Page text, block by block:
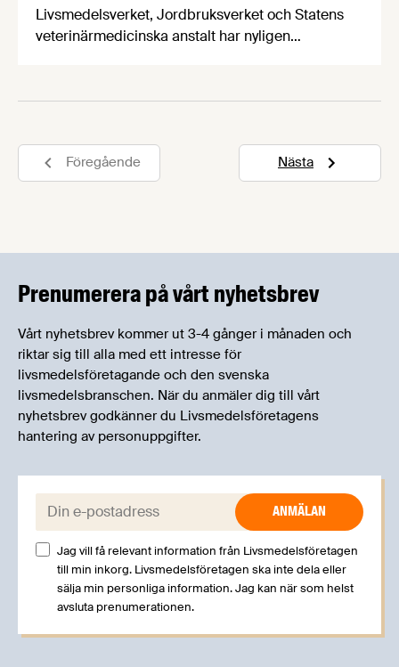
Livsmedelsverket, Jordbruksverket och Statens
veterinärmedicinska anstalt har nyligen
meddelas att man framöver kommer utgå från
självförsörjningsgrad. Vår näringspolitiske expert
Patrik Strömer redogör och sammanfattar.
Föregående Nästa
Prenumerera på vårt nyhetsbrev
Vårt nyhetsbrev kommer ut 3-4 gånger i månaden och
riktar sig till alla med ett intresse för
livsmedelsföretagande och den svenska
livsmedelsbranschen. När du anmäler dig till vårt
nyhetsbrev godkänner du Livsmedelsföretagens
hantering av personuppgifter.
E-post:
Jag vill få relevant information från Livsmedelsföretagen
till min inkorg. Livsmedelsföretagen ska inte dela eller
sälja min personliga information. Jag kan när som helst
avsluta prenumerationen.